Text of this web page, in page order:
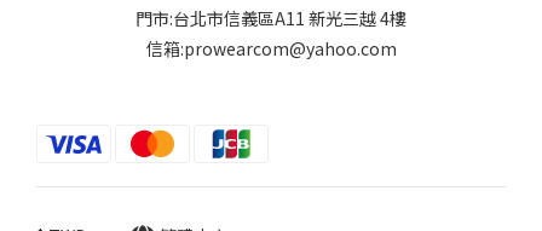
門市:台北市信義區A11 新光三越 4樓
信箱:prowearcom@yahoo.com